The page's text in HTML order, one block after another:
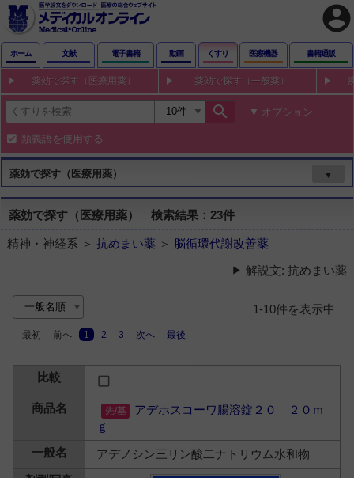
account_circle
ホーム 文献 電子書籍 動画 くすり 医療機器 書籍通販
薬効で探す（医療用薬） 薬効で探す（一般薬）
search オプション
類義語を使用する
薬効で探す（医療用薬） ▼
薬効で探す（医療用薬） 検索結果：23件
精神・神経系 ＞ 抗めまい薬 ＞ 脳循環代謝改善薬
解説文: 抗めまい薬
1-10件を表示中
最初 前へ 1 2 3 次へ 最後
アデホスコーワ腸溶錠２０ ２０ｍ
ｇ
アデノシン三リン酸二ナトリウム水和物